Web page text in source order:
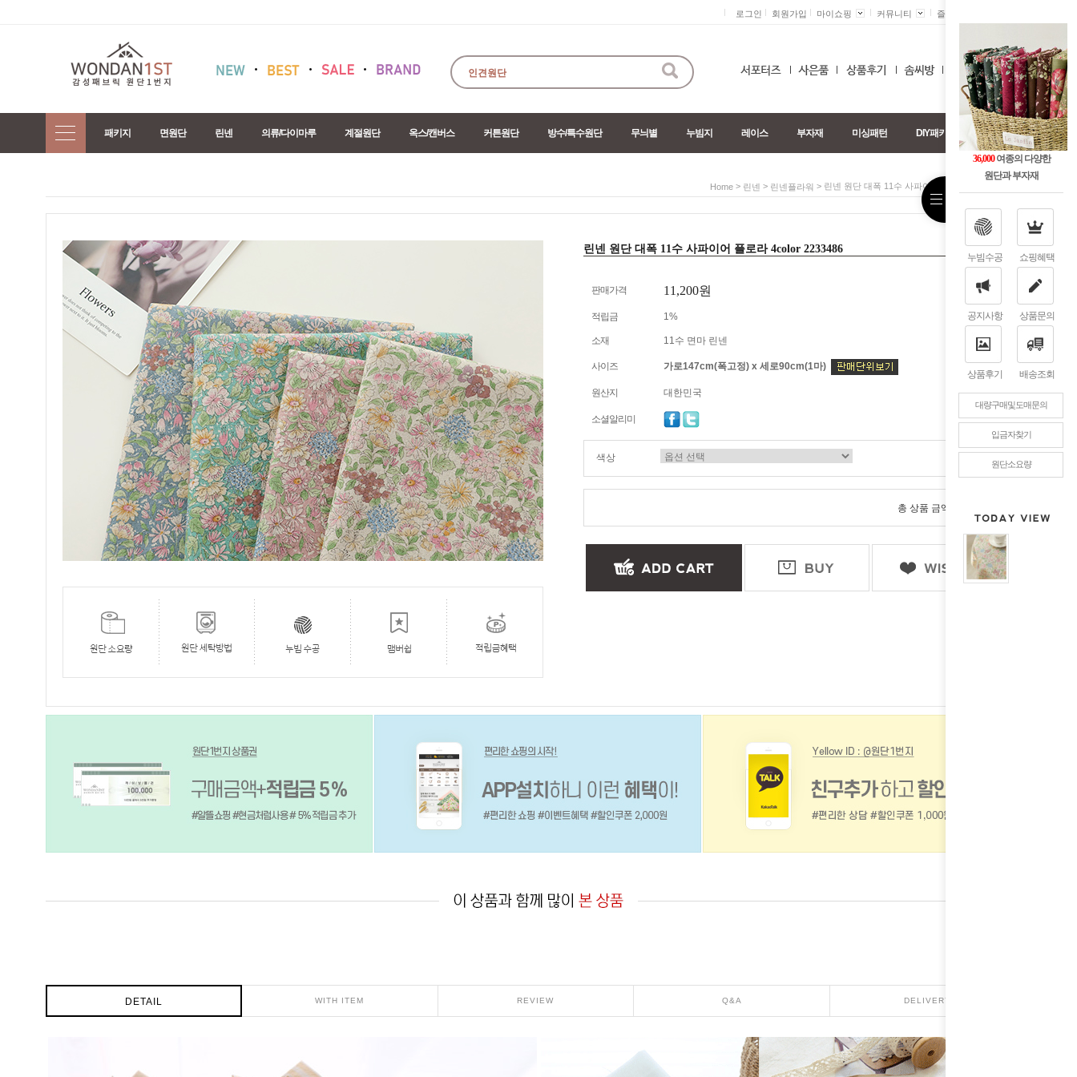
36,000여종의 다양한
원단과 부자재
누빔수공 쇼핑혜택
공지사항 상품문의
상품후기 배송조회
대량구매및도매문의
입금자찾기
원단소요량
로그인 회원가입 마이쇼핑 커뮤니티 즐겨찾기 +
0
패키지 면원단 린넨 의류/다이마루 계절원단 옥스/캔버스 커튼원단 방수/특수원단 무늬별 누빔지 레이스 부자재 미싱패턴 DIY패키지
Home > 린넨 > 린넨플라워 > 린넨 원단 대폭 11수 사파이어 플로라 4color 2233486
린넨 원단 대폭 11수 사파이어 플로라 4color 2233486
판매가격 11,200원
적립금 1%
소재 11수 면마 린넨
사이즈 가로147cm(폭고정) x 세로90cm(1마)
원산지 대한민국
소셜알리미
색상
총 상품 금액
DETAIL WITH ITEM REVIEW Q&A DELIVERY